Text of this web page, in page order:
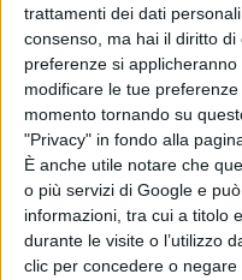
trattamenti dei dati
consenso, ma hai il diritto
preferenze si
modificare le tue
momento tornando su
"Privacy" in fondo alla
È anche utile notare che
o più servizi di Google e
informazioni, tra cui a titolo
durante le visite o l’utilizzo
clic per concedere o